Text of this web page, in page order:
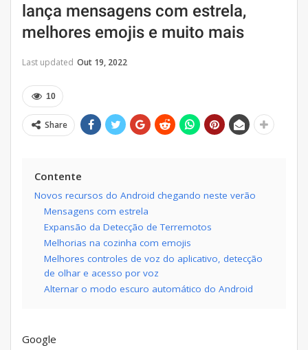
lança mensagens com estrela,
melhores emojis e muito mais
Last updated Out 19, 2022
10
Share
Contente
Novos recursos do Android chegando neste verão
Mensagens com estrela
Expansão da Detecção de Terremotos
Melhorias na cozinha com emojis
Melhores controles de voz do aplicativo, detecção
de olhar e acesso por voz
Alternar o modo escuro automático do Android
Google